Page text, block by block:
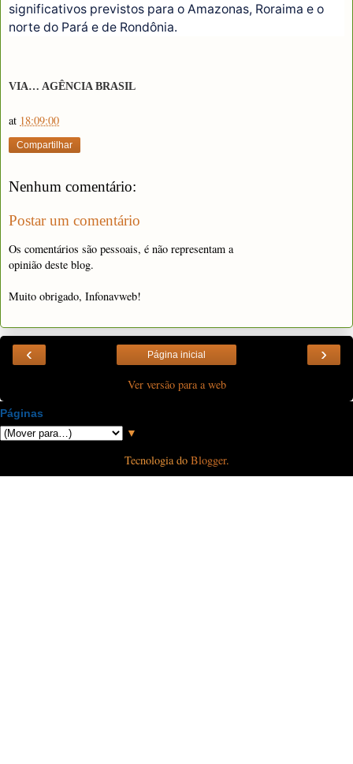
significativos previstos para o Amazonas, Roraima e o
norte do Pará e de Rondônia.
VIA… AGÊNCIA BRASIL
at 18:09:00
Compartilhar
Nenhum comentário:
Postar um comentário
Os comentários são pessoais, é não representam a
opinião deste blog.
Muito obrigado, Infonavweb!
‹ ›
Página inicial
Ver versão para a web
Páginas
▼
Tecnologia do Blogger.